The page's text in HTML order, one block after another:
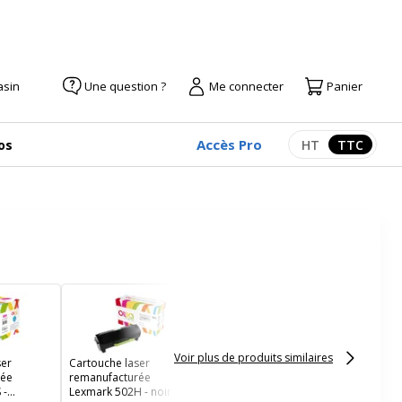
Une question ? Me connecter Panier
Accès Pro Afficher les
HT TTC
-
Cartouche laser
remanufacturée
Lexmark 502H - noir -
Voir plus de produits similaires